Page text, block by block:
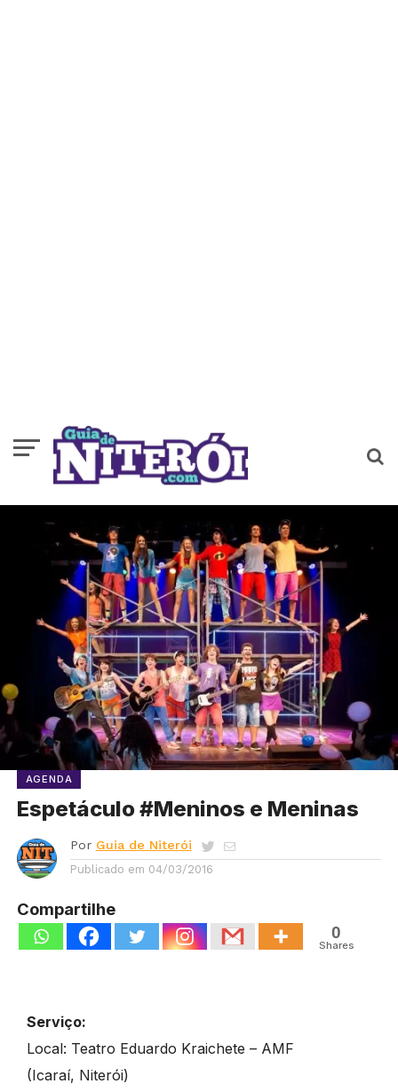
AGENDA
Espetáculo #Meninos e Meninas
Por Guia de Niterói
Publicado em 04/03/2016
Compartilhe
0
Shares
Serviço:
Local: Teatro Eduardo Kraichete – AMF
(Icaraí, Niterói)